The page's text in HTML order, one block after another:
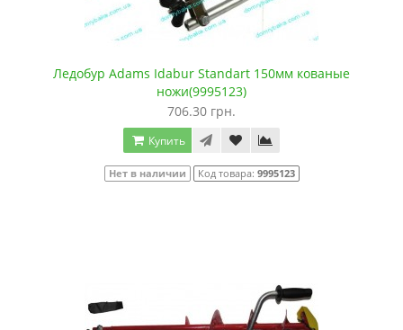
Ледобур Adams Idabur Standart 150мм кованые
ножи(9995123)
706.30 грн.
Купить
Нет в наличии Код товара: 9995123